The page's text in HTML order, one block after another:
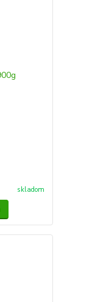
skladom